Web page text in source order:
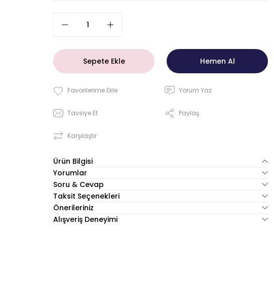
Sepete Ekle Hemen Al
Yorum Yaz
Tavsiye Et Paylaş
Karşılaştır
Ürün Bilgisi
Yorumlar
Soru & Cevap
Taksit Seçenekleri
Önerileriniz
Alışveriş Deneyimi